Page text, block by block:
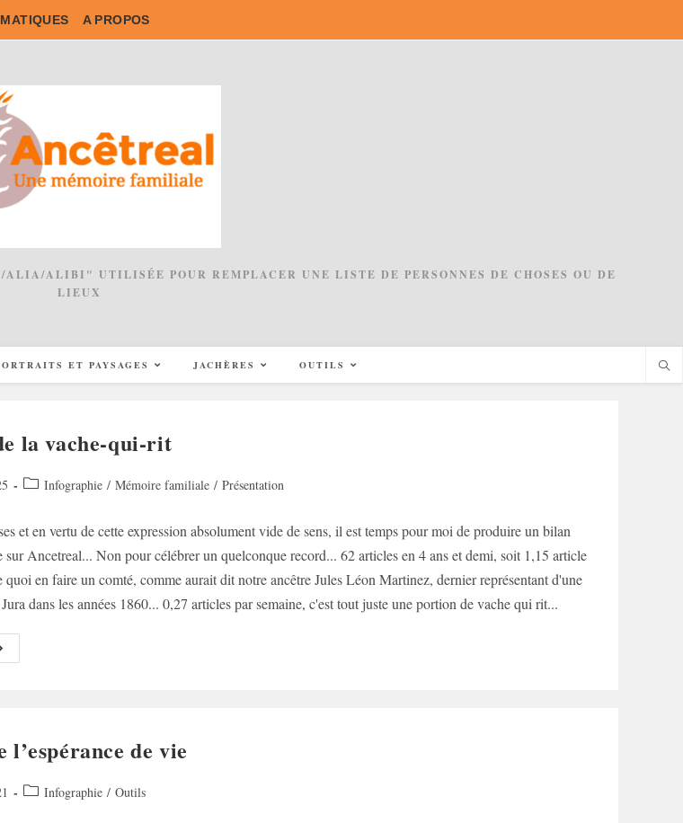
A PROPOS
ALIBI" UTILISÉE POUR REMPLACER UNE LISTE DE PERSONNES DE CHOSES OU DE
LIEUX
ET PAYSAGES JACHÈRES OUTILS
la vache-qui-rit
Post Infographie / Mémoire familiale / Présentation
et en vertu de cette expression absolument vide de sens, il est temps pour moi de produire un bilan
sur Ancetreal... Non pour célébrer un quelconque record... 62 articles en 4 ans et demi, soit 1,15 article
en faire un comté, comme aurait dit notre ancêtre Jules Léon Martinez, dernier représentant d'une
dans les années 1860... 0,27 articles par semaine, c'est tout juste une portion de vache qui rit...
l’espérance de vie
Post Infographie / Outils